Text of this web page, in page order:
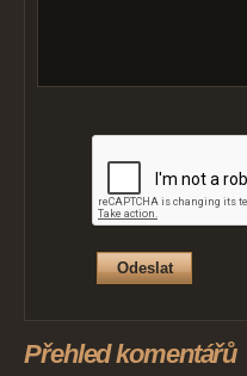
Přehled komentářů